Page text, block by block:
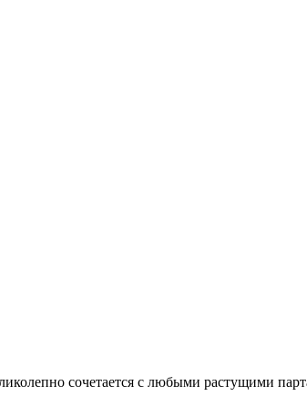
сочетается с любыми растущими